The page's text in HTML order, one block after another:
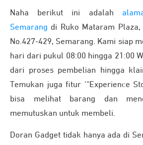
Naha berikut ini adalah
Semarang di Ruko Mataram Plaza,
No.427-429, Semarang. Kami siap
hari dari pukul 08:00 hingga 21:00
dari proses pembelian hingga
Temukan juga fitur ‘“Experience
bisa melihat barang dan
memutuskan untuk membeli.
Doran Gadget tidak hanya ada di